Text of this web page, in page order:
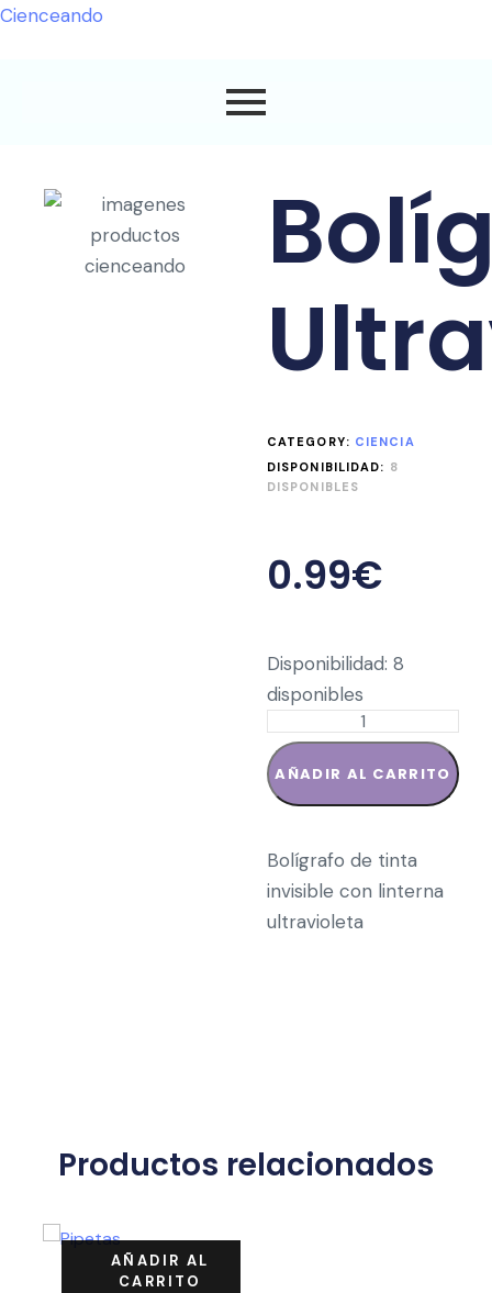
Cienceando
CATEGORY: CIENCIA
DISPONIBILIDAD: 8
DISPONIBLES
0.99€
Disponibilidad: 8
disponibles
AÑADIR AL CARRITO
Bolígrafo de tinta
invisible con linterna
ultravioleta
Productos relacionados
AÑADIR AL
CARRITO